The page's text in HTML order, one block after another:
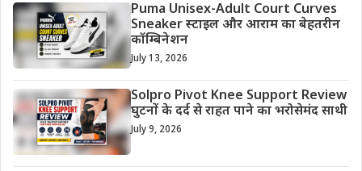
Puma Unisex-Adult Court Curves
Sneaker स्टाइल और आराम का बेहतरीन
कॉम्बिनेशन
July 13, 2026
Solpro Pivot Knee Support Review
घुटनों के दर्द से राहत पाने का भरोसेमंद साथी
July 9, 2026